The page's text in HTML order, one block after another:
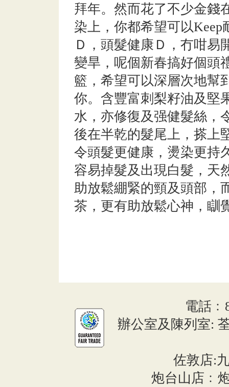
拜年。然而花了不少金錢
染上，你都希望可以Keep
Ｄ，頭髮健康Ｄ，冇咁易
變旱，呢個新春搞好個頭
籃，希望可以深層次地幫
你。含豐富刺梨籽油及堅
水，亦修復及强健髮絲，
後在半乾的髮尾上，搽上
令頭髮更健康，燙染更持
容易掉髮及出現白髮，天
助放鬆綳緊的頸及頭部，
茶，更有助放鬆心神，瞓
電話
辦公室及陳列室:
佐敦店:
炮台山店﹕